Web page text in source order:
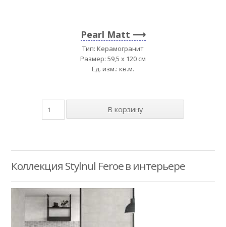
Pearl Matt
Тип: Керамогранит
Размер: 59,5 x 120 см
Ед. изм.: кв.м.
Коллекция Stylnul Feroe в интерьере